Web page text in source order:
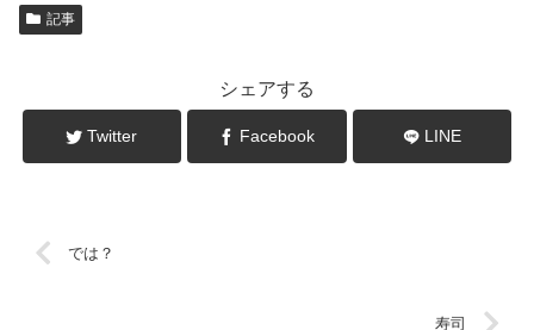
記事
シェアする
Twitter Facebook LINE
では？
寿司